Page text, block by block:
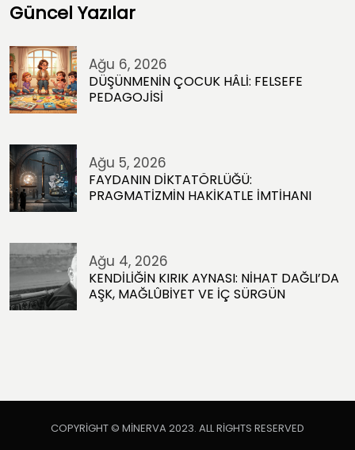
Güncel Yazılar
Ağu 6, 2026
DÜŞÜNMENİN ÇOCUK HÂLİ: FELSEFE
PEDAGOJİSİ
Ağu 5, 2026
FAYDANIN DİKTATÖRLÜĞÜ:
PRAGMATİZMİN HAKİKATLE İMTİHANI
Ağu 4, 2026
KENDİLİĞİN KIRIK AYNASI: NİHAT DAĞLI’DA
AŞK, MAĞLÛBİYET VE İÇ SÜRGÜN
COPYRIGHT © MINERVA 2023. ALL RIGHTS RESERVED